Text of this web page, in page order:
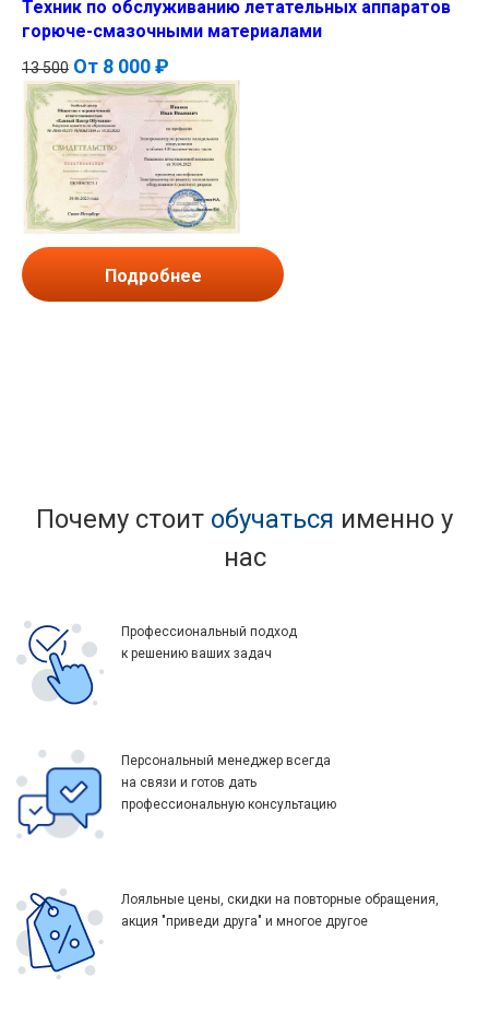
Техник по обслуживанию летательных аппаратов
горюче-смазочными материалами
13 500 От 8 000 ₽
Подробнее
Почему стоит обучаться именно у
нас
Профессиональный подход
к решению ваших задач
Персональный менеджер всегда
на связи и готов дать
профессиональную консультацию
Лояльные цены, скидки на повторные обращения,
акция "приведи друга" и многое другое